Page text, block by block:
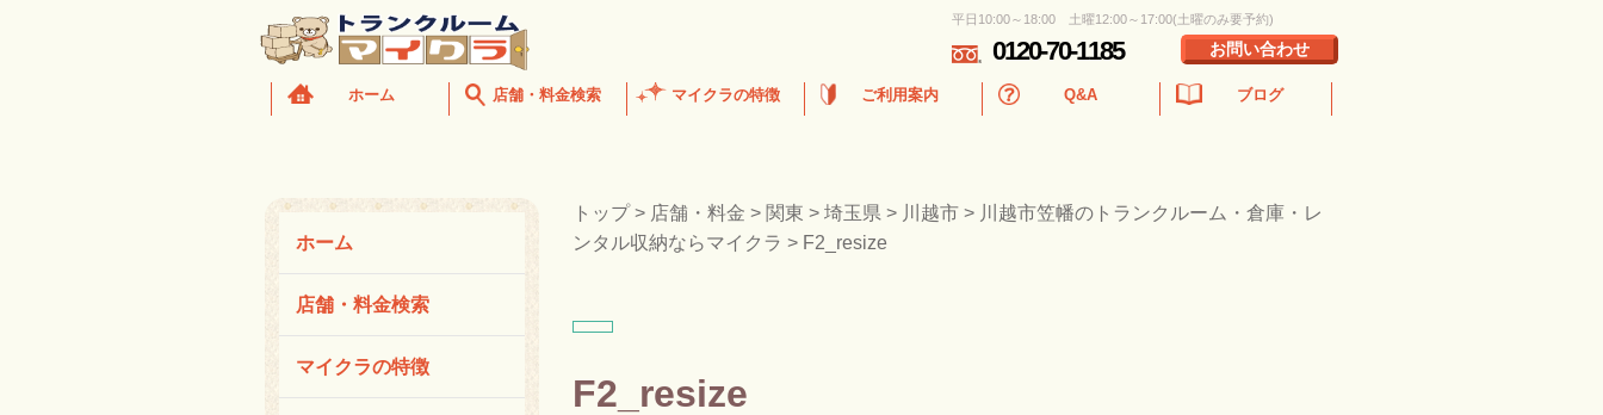
平日10:00～18:00 土曜12:00～17:00(土曜のみ要予約)
0120-70-1185 お問い合わせ
ホーム 店舗・料金検索 マイクラの特徴 ご利用案内 Q&A ブログ
トップ> 店舗・料金 > 関東 > 埼玉県 > 川越市 > 川越市笠幡のトランクルーム・倉庫・レ
ンタル収納ならマイクラ > F2_resize
F2_resize
ホーム
店舗・料金検索
マイクラの特徴